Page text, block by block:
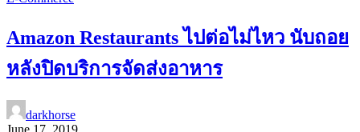
Amazon Restaurants ไปต่อไม่ไหว นับถอย
หลังปิดบริการจัดส่งอาหาร
darkhorse